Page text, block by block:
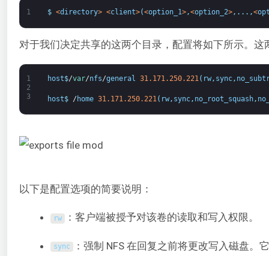
1 $ <directory> <client>(<option_1>,<option_2>, . . . ,<
对于我们决定共享的这两个目录，配置将如下所示。
1
2
3
host$/var/nfs/general 31.171.250.221( rw, sync,
host$ / home 31.171.250.221( rw, sync, no_root_squash,
以下是配置选项的简要说明：
rw ：客户端被授予对该卷的读取和写入权限。
sync ：强制 NFS 在回复之前将更改写入磁盘。